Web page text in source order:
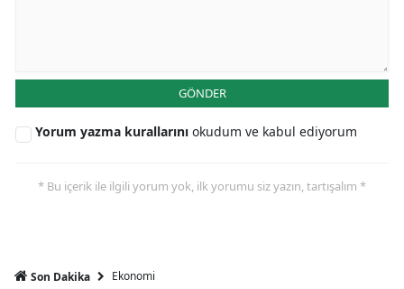
GÖNDER
Yorum yazma kurallarını okudum ve kabul ediyorum
* Bu içerik ile ilgili yorum yok, ilk yorumu siz yazın, tartışalım *
Son Dakika Ekonomi